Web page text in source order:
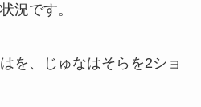
況です。
を、じゅなはそらを2ショ